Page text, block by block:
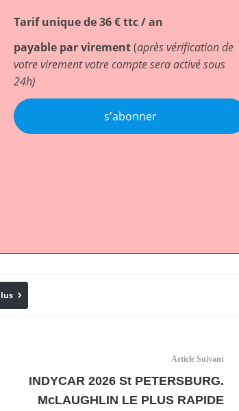
Tarif unique de 36 € ttc / an
payable par virement(après vérification de
votre virement votre compte sera activé sous
24h)
s'abonner
Email
Article Suivant
INDYCAR 2026 St PETERSBURG.
McLAUGHLIN LE PLUS RAPIDE